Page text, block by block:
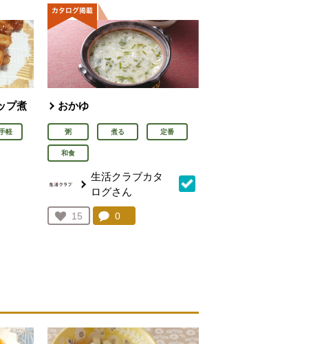
プ煮
軽
を見る。
おかゆ
粥 煮る 定番
和食
生活クラブカタ
ログさん
お気に入り登録：
15
人が登録
コメント：
0件。コメントを見る。